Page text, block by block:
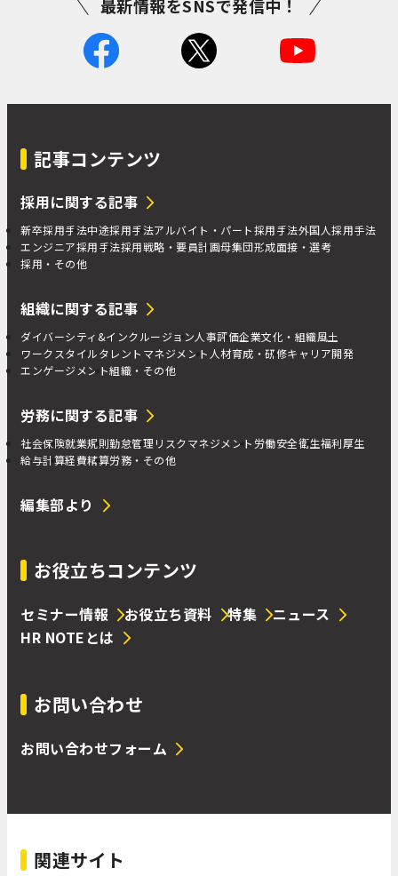
最新情報をSNSで発信中！
記事コンテンツ
採用に関する記事
新卒採用手法中途採用手法アルバイト・パート採用手法外国人採用手法
エンジニア採用手法採用戦略・要員計画母集団形成面接・選考
採用・その他
組織に関する記事
ダイバーシティ&インクルージョン人事評価企業文化・組織風土
ワークスタイルタレントマネジメント 人材育成・研修キャリア開発
エンゲージメント組織・その他
労務に関する記事
社会保険就業規則勤怠管理 リスクマネジメント 労働安全衛生福利厚生
給与計算経費精算労務・その他
編集部より
お役立ちコンテンツ
セミナー情報 お役立ち資料 特集
ニュース
HR NOTEとは
お問い合わせ
お問い合わせフォーム
関連サイト